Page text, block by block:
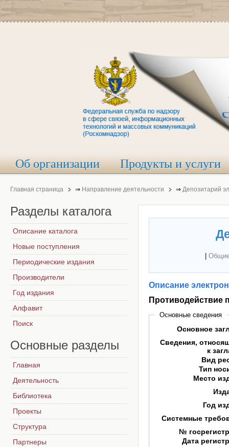
Об организации Продукты и услуги
Главная страница ⇒ Направление деятельности ⇒ Депозитарий
Описание
Противодействие
Основные сведения
Основное
Сведения,
к
Вид
Тип
Место
Год
Системные
№
Дата
Разделы каталога
Описание каталога
Новые поступления
Периодические издания
Производители
Год издания
Алфавит
Поиск
Основные разделы
Главная
Деятельность
Библиотека
Проекты
Структура
Партнеры